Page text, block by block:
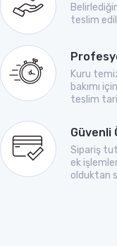
teslim
Kuru
bakımı
teslim
Güvenli
Sipariş
ek
olduktan